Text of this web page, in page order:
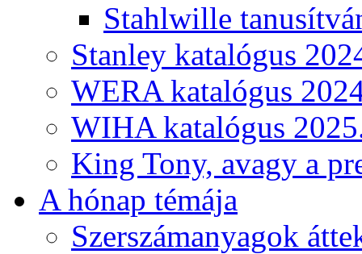
Stahlwille
Stanley katalógus
WERA katalógus
WIHA katalógus
King Tony, avagy a
A hónap témája
Szerszámanyagok